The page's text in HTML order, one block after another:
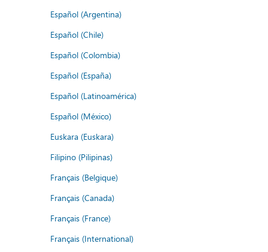
Español (Argentina)
Español (Chile)
Español (Colombia)
Español (España)
Español (Latinoamérica)
Español (México)
Euskara (Euskara)
Filipino (Pilipinas)
Français (Belgique)
Français (Canada)
Français (France)
Français (International)